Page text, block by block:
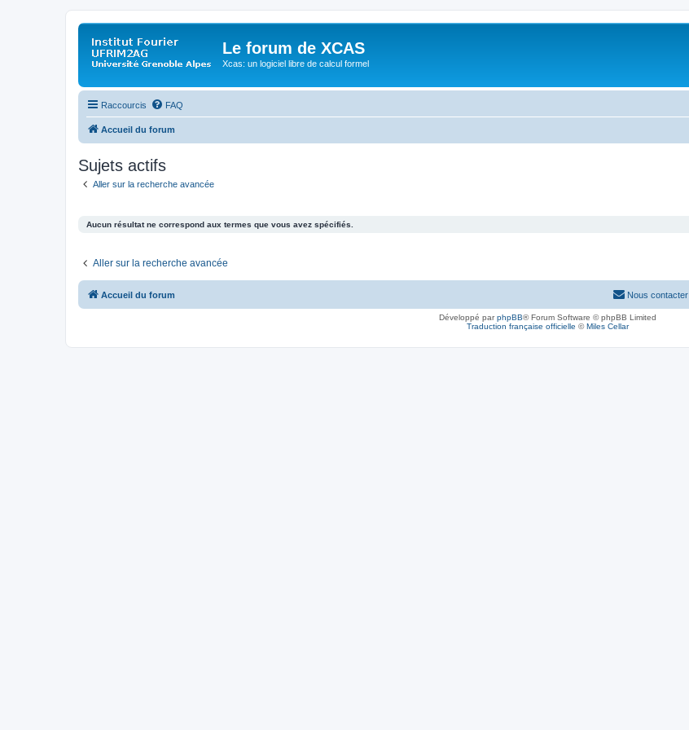
Le forum de XCAS
Xcas: un logiciel libre de calcul formel
Raccourcis FAQ
Accueil du forum
Sujets actifs
Aller sur la recherche avancée
Aucun résultat ne correspond aux termes que vous avez spécifiés.
Aller sur la recherche avancée
Accueil du forum Nous contacter
Développé parphpBB® Forum Software © phpBB Limited
Traduction française officielle ©Miles Cellar